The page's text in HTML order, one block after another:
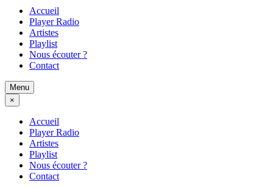
Accueil
Player Radio
Artistes
Playlist
Nous écouter ?
Contact
Menu
×
Accueil
Player Radio
Artistes
Playlist
Nous écouter ?
Contact